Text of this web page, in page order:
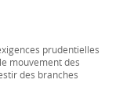
prudentielles
mouvement des
des branches